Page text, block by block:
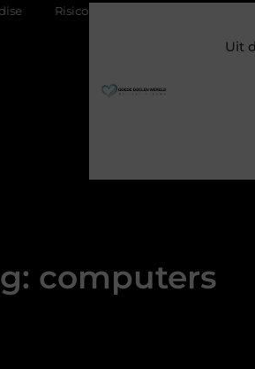
Risicomanagement als onderdeel van een
Uit
computers